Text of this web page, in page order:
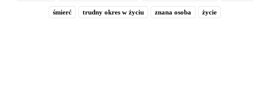
śmierć trudny okres w życiu znana osoba życie